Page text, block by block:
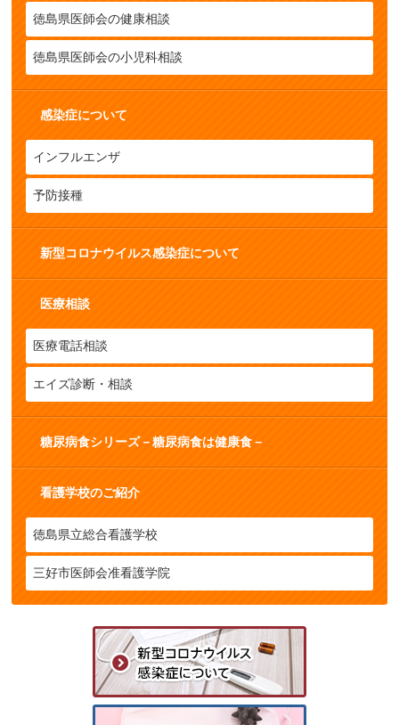
徳島県医師会の健康相談
徳島県医師会の小児科相談
感染症について
インフルエンザ
予防接種
新型コロナウイルス感染症について
医療相談
医療電話相談
エイズ診断・相談
糖尿病食シリーズ－糖尿病食は健康食－
看護学校のご紹介
徳島県立総合看護学校
三好市医師会准看護学院